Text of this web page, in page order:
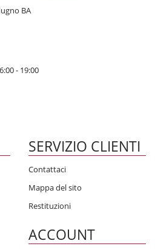
BA
- 19:00
SERVIZIO CLIENTI
Contattaci
Mappa del sito
Restituzioni
ACCOUNT